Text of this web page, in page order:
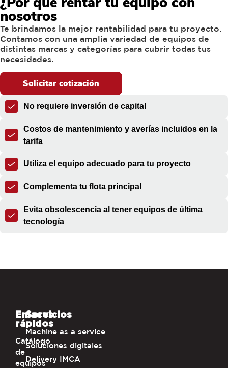
nosotros
Te brindamos la mejor rentabilidad para tu proyecto.
Contamos con una amplia variedad de equipos de
distintas marcas y categorías para cubrir todas tus
necesidades.
Solicitar cotización
No requiere inversión de capital
Costos de mantenimiento y averías incluidos en la
tarifa
Utiliza el equipo adecuado para tu proyecto
Complementa tu flota principal
Evita obsolescencia al tener equipos de última
tecnología
Enlaces
rápidos
Catálogo
de
equipos
Servicios
Machine as a service
Soluciones digitales
Delivery IMCA